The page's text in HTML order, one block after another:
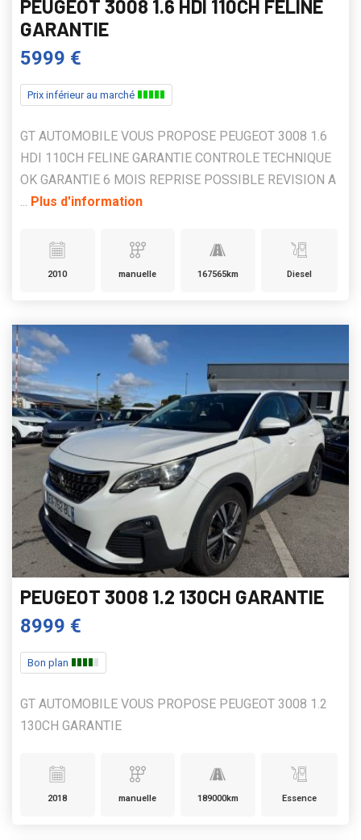
PEUGEOT 3008 1.6 HDI 110CH FELINE
GARANTIE
5999 €
Prix inférieur au marché
GT AUTOMOBILE VOUS PROPOSE PEUGEOT 3008 1.6
HDI 110CH FELINE GARANTIE CONTROLE TECHNIQUE
OK GARANTIE 6 MOIS REPRISE POSSIBLE REVISION A
... Plus d'information
2010 manuelle 167565km Diesel
PEUGEOT 3008 1.2 130CH GARANTIE
8999 €
Bon plan
GT AUTOMOBILE VOUS PROPOSE PEUGEOT 3008 1.2
130CH GARANTIE
2018 manuelle 189000km Essence